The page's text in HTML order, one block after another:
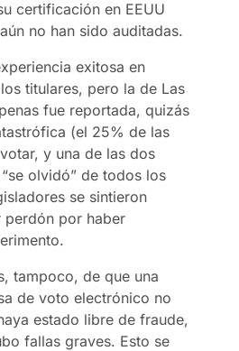
certificación en EEUU
no han sido auditadas.
exitosa en
titulares, pero la de Las
fue reportada, quizás
(el 25% de las
y una de las dos
olvidó” de todos los
se sintieron
por haber
tampoco, de que una
de voto electrónico no
estado libre de fraude,
fallas graves. Esto se